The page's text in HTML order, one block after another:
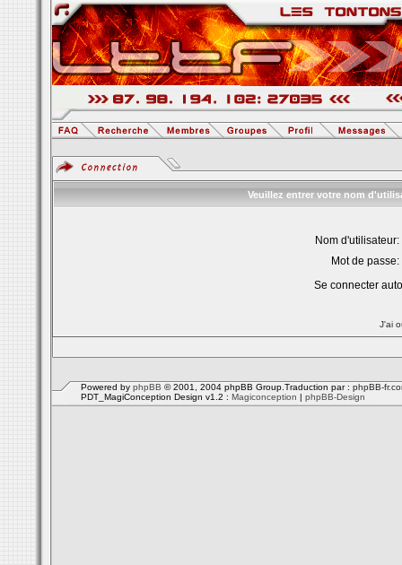
Veuillez entrer votre nom
Nom d'utilisateur:
Mot de passe:
Se connecter
J'ai
Powered by phpBB © 2001, 2004 phpBB Group.Traduction par : phpBB-
PDT_MagiConception Design v1.2 : Magiconception | phpBB-Design